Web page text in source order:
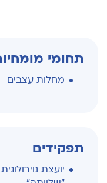
תחומי
מחלות עצבים
תפקידים
יועצת